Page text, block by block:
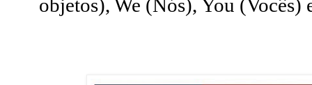
objetos), We (Nós), You (Vocês)